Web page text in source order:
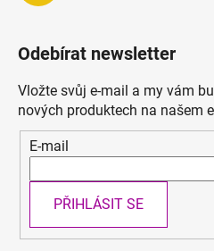
Odebírat newsletter
Vložte svůj e-mail a my vám
nových produktech na našem
E-mail
PŘIHLÁSIT SE